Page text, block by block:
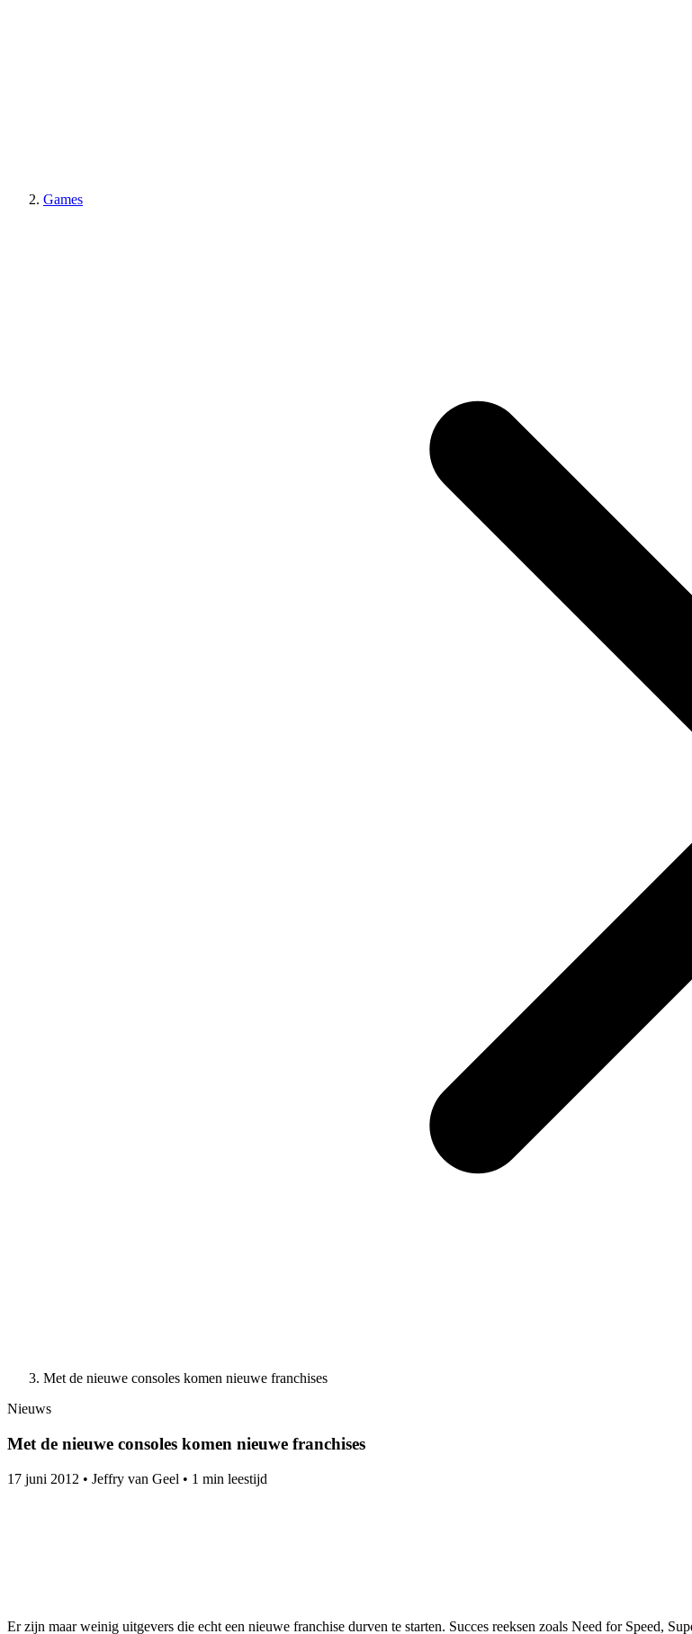
Games
Met de nieuwe consoles komen nieuwe franchises
Nieuws
Met de nieuwe consoles komen nieuwe franchises
17 juni 2012 • Jeffry van Geel • 1 min leestijd
Er zijn maar weinig uitgevers die echt een nieuwe franchise durven te starten. Succes reeksen zoals Need for Speed,